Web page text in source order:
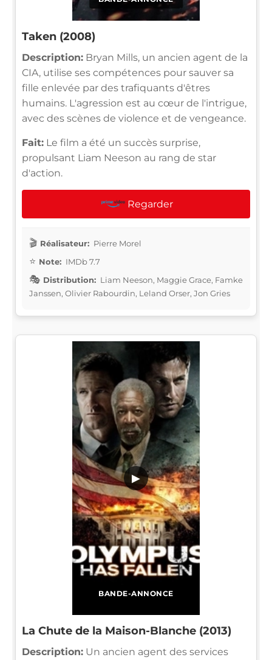
Taken (2008)
Description: Bryan Mills, un ancien agent de la
CIA, utilise ses compétences pour sauver sa
fille enlevée par des trafiquants d'êtres
humains. L'agression est au cœur de l'intrigue,
avec des scènes de violence et de vengeance.
Fait: Le film a été un succès surprise,
propulsant Liam Neeson au rang de star
d'action.
Regarder
Réalisateur: Pierre Morel
Note: IMDb 7.7
Distribution: Liam Neeson, Maggie Grace, Famke
Janssen, Olivier Rabourdin, Leland Orser, Jon Gries
BANDE-ANNONCE
▶
La Chute de la Maison-Blanche (2013)
Description: Un ancien agent des services